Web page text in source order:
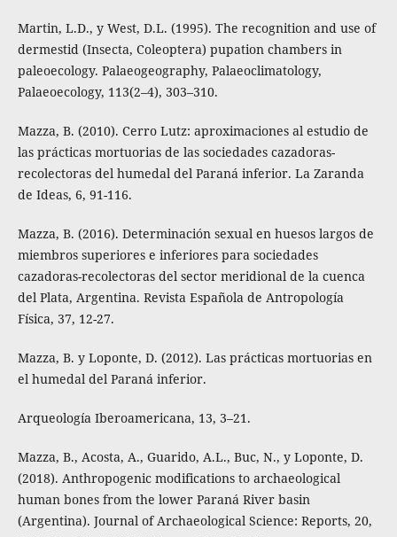
Martin, L.D., y West, D.L. (1995). The recognition and use of
dermestid (Insecta, Coleoptera) pupation chambers in
paleoecology. Palaeogeography, Palaeoclimatology,
Palaeoecology, 113(2–4), 303–310.
Mazza, B. (2010). Cerro Lutz: aproximaciones al estudio de
las prácticas mortuorias de las sociedades cazadoras-
recolectoras del humedal del Paraná inferior. La Zaranda
de Ideas, 6, 91-116.
Mazza, B. (2016). Determinación sexual en huesos largos de
miembros superiores e inferiores para sociedades
cazadoras-recolectoras del sector meridional de la cuenca
del Plata, Argentina. Revista Española de Antropología
Física, 37, 12-27.
Mazza, B. y Loponte, D. (2012). Las prácticas mortuorias en
el humedal del Paraná inferior.
Arqueología Iberoamericana, 13, 3–21.
Mazza, B., Acosta, A., Guarido, A.L., Buc, N., y Loponte, D.
(2018). Anthropogenic modifications to archaeological
human bones from the lower Paraná River basin
(Argentina). Journal of Archaeological Science: Reports, 20,